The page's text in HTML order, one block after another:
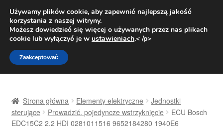
DOSTAWA od 31 zł
Pn.-pt. 9:00-16:00800 003 167
Przejdź
do
nawigacji
Przejdź
do
treści
Dostawa
Strona główna Elementy elektryczne
Jednostki
sterujące
Prowadzić. pojedyncze wstrzyknięcie
ECU Bosch
EDC15C2 2.2 HDI 0281011516 9652184280 1940E6
Używamy plików cookie, aby zapewnić najlepszą jakość
korzystania z naszej witryny.
Możesz dowiedzieć się więcej o używanych przez nas plikach
cookie lub wyłączyć je w ustawieniach.< /p>
Zaakceptować